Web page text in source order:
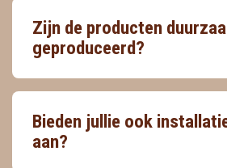
Zijn de producten
geproduceerd?
Bieden jullie ook
aan?